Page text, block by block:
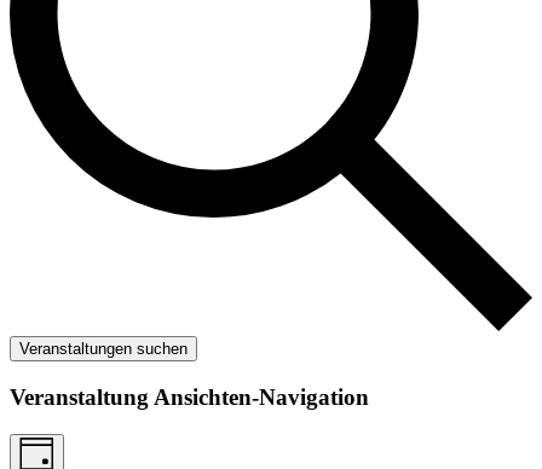
Veranstaltungen suchen
Veranstaltung Ansichten-Navigation